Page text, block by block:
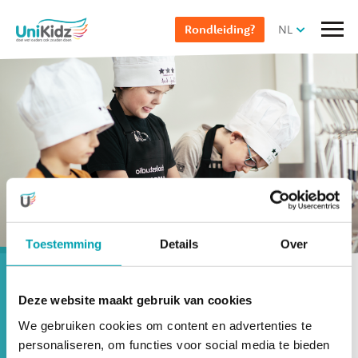
Toestemming Details Over
Deze website maakt gebruik van cookies
We gebruiken cookies om content en advertenties te
personaliseren, om functies voor social media te bieden
en
inhoud
gaan
Rondleiding? NL
Selecteer pagina
Dagelijks gezonde voeding voor de
broodnodige energie